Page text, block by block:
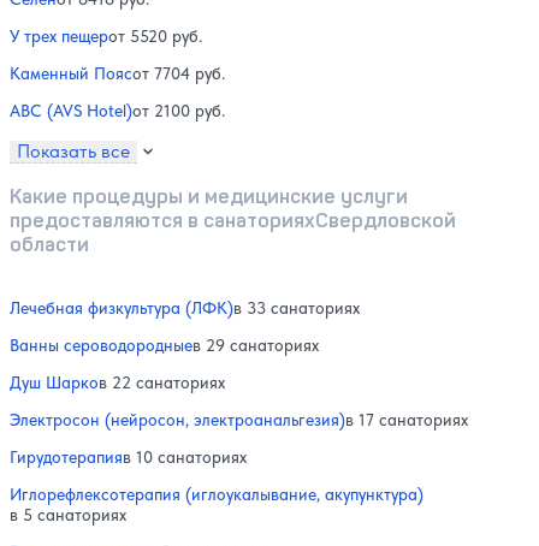
У трех пещерот 5520 руб.
Каменный Поясот 7704 руб.
АВС (AVS Hotel)от 2100 руб.
Показать все
Какие процедуры и медицинские услуги
предоставляются в санаторияхСвердловской
области
Лечебная физкультура (ЛФК)в 33 санаториях
Ванны сероводородныев 29 санаториях
Душ Шарков 22 санаториях
Электросон (нейросон, электроанальгезия)в 17 санаториях
Гирудотерапияв 10 санаториях
Иглорефлексотерапия (иглоукалывание, акупунктура)
в 5 санаториях